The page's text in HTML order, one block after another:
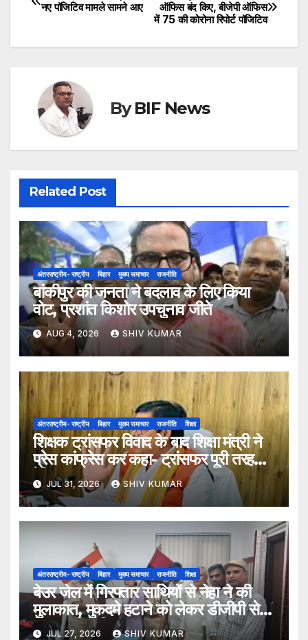
ऑफिस बंद किए, बीजेपी ऑफिस
में 75 की कोरोना रिपोर्ट पॉजिटिव
नए पॉजिटिव मामले सामने आए
ByBIF News
Related Post
अंतरराष्ट्रीय- राष्ट्रीय बिहार मुख्य समाचार राजनीति
बांकीपुर की जनता ने बदलाव के लिए किया
वोट, प्रशांत किशोर उपचुनाव जीते
AUG 4, 2026 SHIV KUMAR
अंतरराष्ट्रीय- राष्ट्रीय बिहार मुख्य समाचार राजनीति शिक्षा
शिक्षक ट्रांसफर विवाद के बाद शिक्षा मंत्री ने
प्रेस कांफ्रेस कर कहा- ट्रांसफर पूरी तरह
ऐच्छिक
JUL 31, 2026 SHIV KUMAR
अंतरराष्ट्रीय- राष्ट्रीय बिहार मुख्य समाचार राजनीति शिक्षा
बेउर जेल में गिरफ्तार साथियों से नेहा ने की
मुलाकात, मुकदमे हटाने को लेकर डीजीपी से
मिला प्रतिनिधिमंडल
JUL 27, 2026 SHIV KUMAR